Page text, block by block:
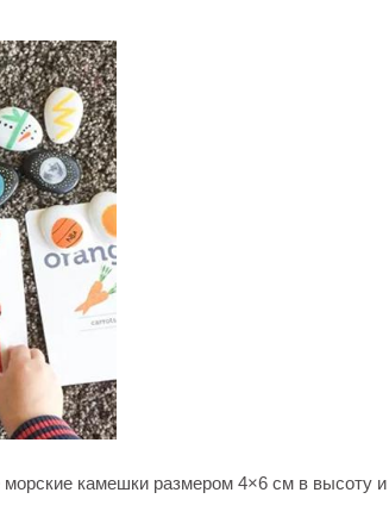
камешки размером 4×6 см в высоту и